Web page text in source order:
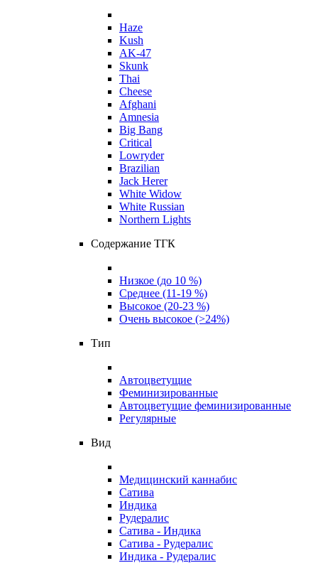
Haze
Kush
AK-47
Skunk
Thai
Cheese
Afghani
Amnesia
Big Bang
Critical
Lowryder
Brazilian
Jack Herer
White Widow
White Russian
Northern Lights
Содержание ТГК
Низкое (до 10 %)
Среднее (11-19 %)
Высокое (20-23 %)
Очень высокое (>24%)
Тип
Автоцветущие
Феминизированные
Автоцветущие феминизированные
Регулярные
Вид
Медицинский каннабис
Сатива
Индика
Рудералис
Сатива - Индика
Сатива - Рудералис
Индика - Рудералис